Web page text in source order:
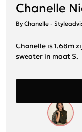
Chanelle
By Chanelle -
Chanelle is 1.68m
sweater in maat S.